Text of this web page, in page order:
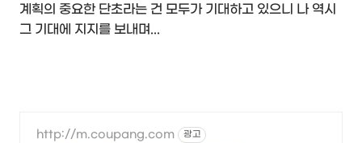
계획의 중요한 단초라는 건 모두가 기대하고 있으니 나 역시
그 기대에 지지를 보내며...
http://m.coupang.com 광고